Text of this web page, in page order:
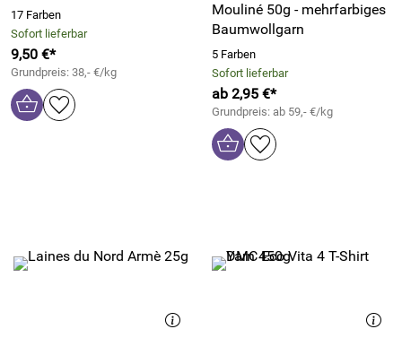
17 Farben
Sofort lieferbar
9,50 €*
Grundpreis: 38,- €/kg
Mouliné 50g - mehrfarbiges
Baumwollgarn
5 Farben
Sofort lieferbar
ab 2,95 €*
Grundpreis: ab 59,- €/kg